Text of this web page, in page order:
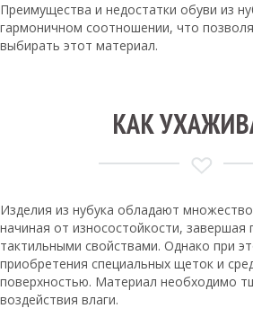
Преимущества и недостатки обуви из
гармоничном соотношении, что
выбирать этот материал.
КАК
Изделия из нубука обладают
начиная от износостойкости, завершая
тактильными свойствами. Однако при
приобретения специальных щеток и
поверхностью. Материал необходимо
воздействия влаги.